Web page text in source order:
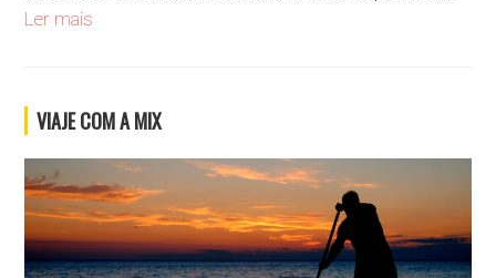
Ler mais
VIAJE COM A MIX